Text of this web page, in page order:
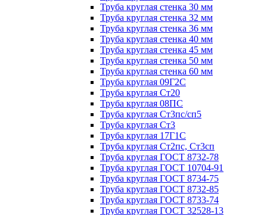
Труба круглая стенка 30 мм
Труба круглая стенка 32 мм
Труба круглая стенка 36 мм
Труба круглая стенка 40 мм
Труба круглая стенка 45 мм
Труба круглая стенка 50 мм
Труба круглая стенка 60 мм
Труба круглая 09Г2С
Труба круглая Ст20
Труба круглая 08ПС
Труба круглая Ст3пс/сп5
Труба круглая Ст3
Труба круглая 17Г1С
Труба круглая Ст2пс, Ст3сп
Труба круглая ГОСТ 8732-78
Труба круглая ГОСТ 10704-91
Труба круглая ГОСТ 8734-75
Труба круглая ГОСТ 8732-85
Труба круглая ГОСТ 8733-74
Труба круглая ГОСТ 32528-13